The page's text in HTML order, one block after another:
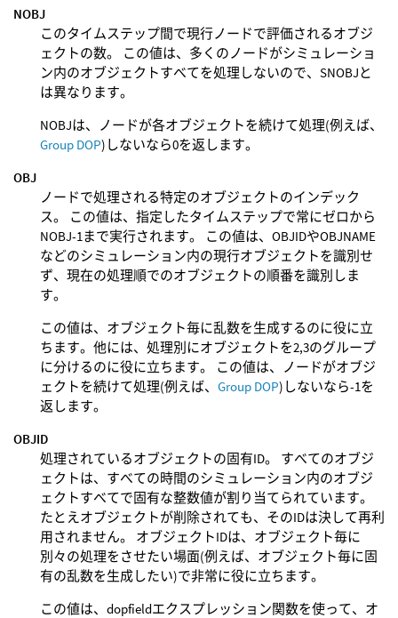
NOBJ
このタイムステップ間で現行ノードで評価されるオブジ
ェクトの数。 この値は、多くのノードがシミュレーショ
ン内のオブジェクトすべてを処理しないので、SNOBJと
は異なります。
NOBJは、ノードが各オブジェクトを続けて処理(例えば、
Group DOP)しないなら0を返します。
OBJ
ノードで処理される特定のオブジェクトのインデック
ス。 この値は、指定したタイムステップで常にゼロから
NOBJ-1まで実行されます。 この値は、OBJIDやOBJNAME
などのシミュレーション内の現行オブジェクトを識別せ
ず、現在の処理順でのオブジェクトの順番を識別しま
す。
この値は、オブジェクト毎に乱数を生成するのに役に立
ちます。他には、処理別にオブジェクトを2,3のグループ
に分けるのに役に立ちます。 この値は、ノードがオブジ
ェクトを続けて処理(例えば、 Group DOP)しないなら-1を
返します。
OBJID
処理されているオブジェクトの固有ID。 すべてのオブジ
ェクトは、すべての時間のシミュレーション内のオブジ
ェクトすべてで固有な整数値が割り当てられています。
たとえオブジェクトが削除されても、そのIDは決して再利
用されません。 オブジェクトIDは、オブジェクト毎に
別々の処理をさせたい場面(例えば、オブジェクト毎に固
有の乱数を生成したい)で非常に役に立ちます。
この値は、dopfieldエクスプレッション関数を使って、オ